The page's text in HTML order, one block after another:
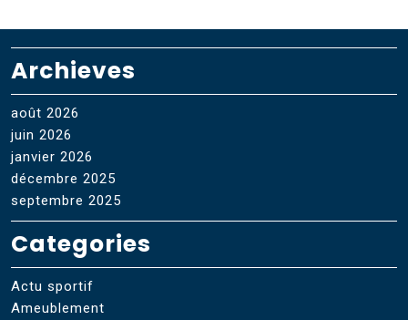
Archieves
août 2026
juin 2026
janvier 2026
décembre 2025
septembre 2025
Categories
Actu sportif
Ameublement